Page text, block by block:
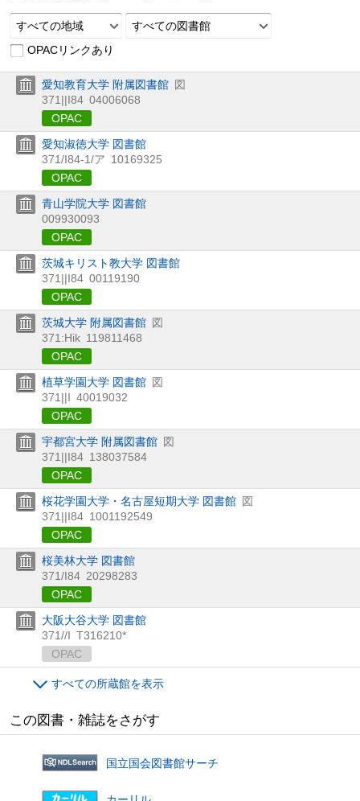
すべての地域
すべての図書館
OPACリンクあり
愛知教育大学 附属図書館 図
371||I84 04006068
OPAC
愛知淑徳大学 図書館
371/I84-1/ア 10169325
OPAC
青山学院大学 図書館
009930093
OPAC
茨城キリスト教大学 図書館
371||I84 00119190
OPAC
茨城大学 附属図書館 図
371:Hik 119811468
OPAC
植草学園大学 図書館 図
371||I 40019032
OPAC
宇都宮大学 附属図書館 図
371||I84 138037584
OPAC
桜花学園大学・名古屋短期大学 図書館 図
371||I84 1001192549
OPAC
桜美林大学 図書館
371/I84 20298283
OPAC
大阪大谷大学 図書館
371//I T316210*
OPAC
すべての所蔵館を表示
この図書・雑誌をさがす
国立国会図書館サーチ